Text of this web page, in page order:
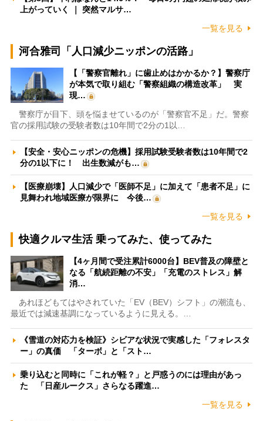
上がっていく ｜ 突然マルサ…
一覧を見る
河合雅司「人口減少ニッポンの活路」
【「警察官離れ」に歯止めはかかるか？】警察庁
が本気で取り組む「警察組織の構造改革」 実
現…
警察庁が目下、頭を悩ませているのが「警察官不足」だ。警察
官の採用試験の受験者数は10年間で2分の1以…
【安全・安心ニッポンの危機】採用試験受験者数は10年間で2
分の1以下に！ 出生数減がも…
【医療崩壊】人口減少で「医師不足」に加えて「患者不足」に
見舞われ地域医療が限界に 今後…
一覧を見る
快適クルマ生活 乗ってみた、使ってみた
【4ヶ月間で受注累計6000台】BEV普及の障壁と
なる「航続距離の不安」「充電のストレス」解
消…
あれほどもてはやされていた「EV（BEV）シフト」の潮流も、
最近では減速基調になっているように見える。…
《雪道の対応力を検証》シビアな状況で実感した「フォレスタ
ー」の真価 「ターボ」と「スト…
乗り込むと同時に「これが軽？」と戸惑うのには理由があっ
た 「日産ルークス」さらなる躍進…
一覧を見る